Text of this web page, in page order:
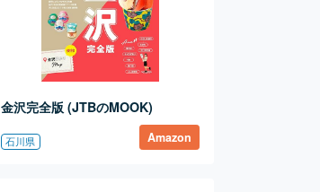
金沢完全版 (JTBのMOOK)
石川県 Amazon